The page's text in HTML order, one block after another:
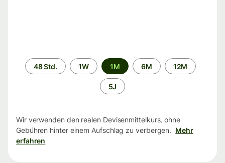
Zeitraum
48 Std. 1W 1M 6M 12M
5J
Wir verwenden den realen Devisenmittelkurs, ohne
Gebühren hinter einem Aufschlag zu verbergen. Mehr
erfahren